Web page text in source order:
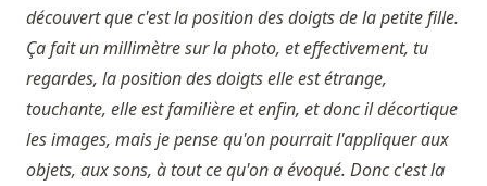
découvert que c'est la position des doigts de la petite fille.
Ça fait un millimètre sur la photo, et effectivement, tu
regardes, la position des doigts elle est étrange,
touchante, elle est familière et enfin, et donc il décortique
les images, mais je pense qu'on pourrait l'appliquer aux
objets, aux sons, à tout ce qu'on a évoqué. Donc c'est la